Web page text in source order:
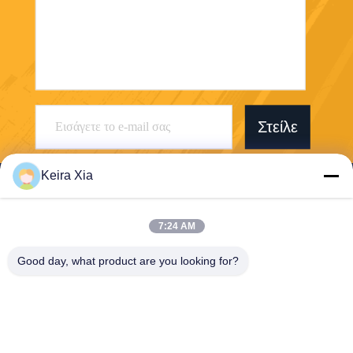
Στείλε
Technology Co. Ltd
Keira Xia
7:24 AM
Good day, what product are you looking for?